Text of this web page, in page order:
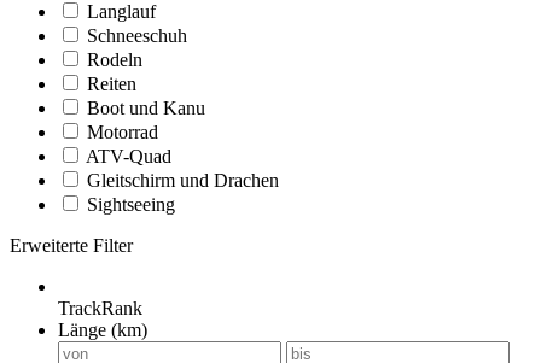
Langlauf
Schneeschuh
Rodeln
Reiten
Boot und Kanu
Motorrad
ATV-Quad
Gleitschirm und Drachen
Sightseeing
Erweiterte Filter
TrackRank
Länge (km)